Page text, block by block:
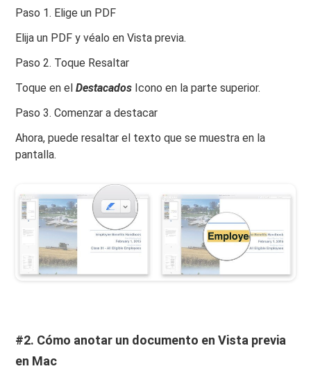
Paso 1. Elige un PDF
Elija un PDF y véalo en Vista previa.
Paso 2. Toque Resaltar
Toque en elDestacados Icono en la parte superior.
Paso 3. Comenzar a destacar
Ahora, puede resaltar el texto que se muestra en la
pantalla.
#2. Cómo anotar un documento en Vista previa
en Mac